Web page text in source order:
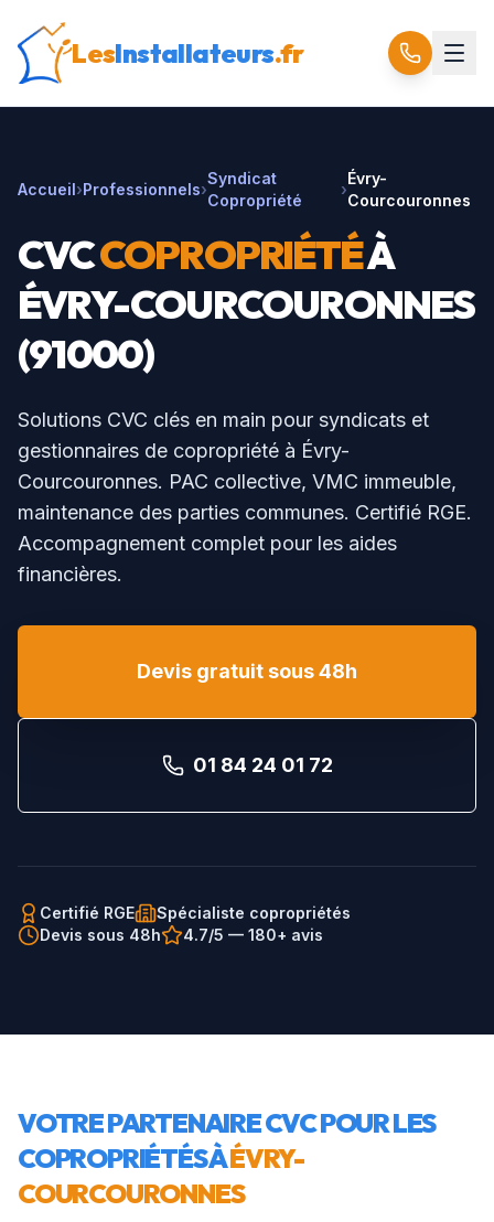
LesInstallateurs.fr
Accueil›Professionnels›
Syndicat
Copropriété
›
Évry-
Courcouronnes
CVCCOPROPRIÉTÉÀ
ÉVRY-COURCOURONNES
(91000)
Solutions CVC clés en main pour syndicats et
gestionnaires de copropriété à Évry-
Courcouronnes. PAC collective, VMC immeuble,
maintenance des parties communes. Certifié RGE.
Accompagnement complet pour les aides
financières.
Devis gratuit sous 48h
01 84 24 01 72
Certifié RGE
Spécialiste copropriétés
Devis sous 48h
4.7/5 — 180+ avis
VOTRE PARTENAIRE CVC POUR LES
COPROPRIÉTÉS ÀÉVRY-
COURCOURONNES